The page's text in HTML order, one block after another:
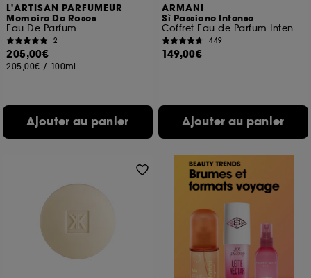
L'ARTISAN PARFUMEUR
Memoire De Roses
Eau De Parfum
2
205,00€
205,00€ / 100ml
Ajouter au panier
ARMANI
Sì Passione Intense
Coffret Eau de Parfum Intense pour femme
449
149,00€
Ajouter au panier